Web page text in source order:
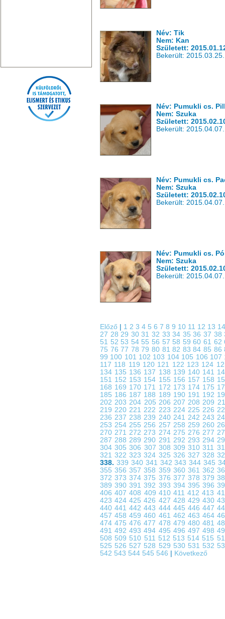
Név: Tik
Nem: Kan
Született:
Bekerült: 2015.03.25.
Név: Pumukli cs.
Nem: Szuka
Született:
Bekerült: 2015.04.07.
Név: Pumukli cs.
Nem: Szuka
Született:
Bekerült: 2015.04.07.
Név: Pumukli cs.
Nem: Szuka
Született:
Bekerült: 2015.04.07.
Előző 1 2 3 4 5 6 7 8 9 10 11 12 13
27 2829 303132 3334 353637 38
51 52 53 54 55 56 57 58 596061 62
75 7677 787980 8182 838485 86
99 100 101 102 103 104 105 106 107
117 118 119 120 121 122 123 124
134 135 136 137 138 139 140 141
151 152 153 154 155 156 157 158
168 169 170 171 172 173 174 175
185 186 187 188 189 190 191 192
202203204 205 206 207208209
219220221222 223 224 225 226
236237238239 240 241 242 243
253254255256 257 258 259 260
270271272273 274 275 276 277
287288289290 291 292 293 294
304305306 307 308 309310311
321322323324 325 326 327 328
338. 339 340 341 342343344345
355356357358 359 360 361 362
372373374375 376 377 378 379
389390391392 393 394 395 396
406407408 409 410 411412413
423424425426 427 428 429 430
440441442443 444 445 446 447
457458459460 461 462 463 464
474475476477 478 479 480 481
491492493494 495 496 497 498
508 509 510 511 512 513 514 515
525 526 527 528 529 530 531 532
542 543 544 545 546 Következő